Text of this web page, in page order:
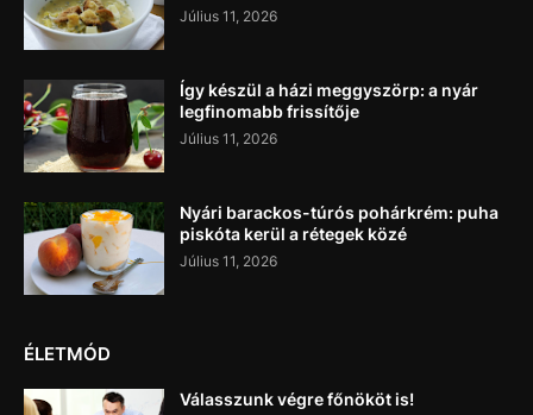
Július 11, 2026
Így készül a házi meggyszörp: a nyár
legfinomabb frissítője
Július 11, 2026
Nyári barackos-túrós pohárkrém: puha
piskóta kerül a rétegek közé
Július 11, 2026
ÉLETMÓD
Válasszunk végre főnököt is!